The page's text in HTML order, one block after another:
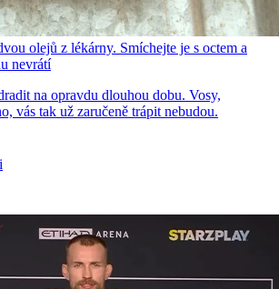
olejů z lékárny. Smíchejte je s octem a
nevrátí
na opravdu dlouhou dobu. Vosy,
vás tak už zaručeně trápit nebudou.